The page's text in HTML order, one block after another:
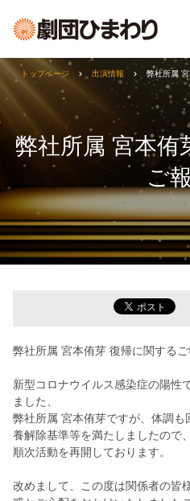
弊社所属 宮本侑
ご
トップページ 出演情報 弊社所属
弊社所属 宮本侑芽 復帰に関する
新型コロナウイルス感染症の陽性
ました、
弊社所属 宮本侑芽ですが、体調
養解除基準等を満たしましたので、
順次活動を再開しております。
改めまして、この度は関係者の皆